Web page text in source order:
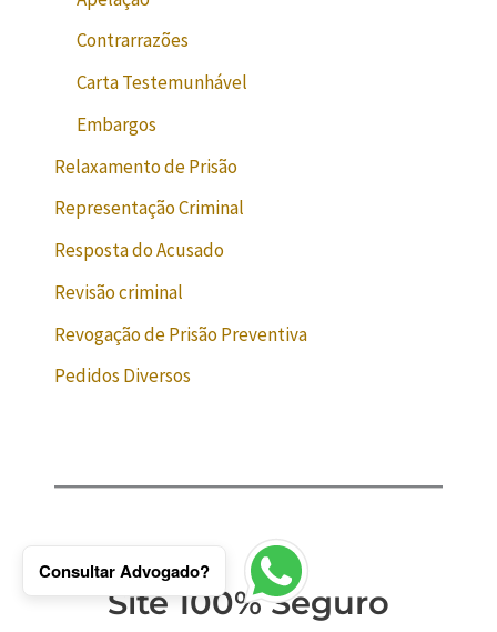
Contrarrazões
Carta Testemunhável
Embargos
Relaxamento de Prisão
Representação Criminal
Resposta do Acusado
Revisão criminal
Revogação de Prisão Preventiva
Pedidos Diversos
Site 100% Seguro
Consultar Advogado?